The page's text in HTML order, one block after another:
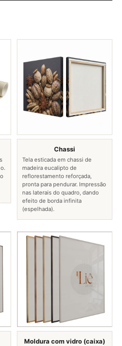
Chassi
Tela esticada em chassi de
madeira eucalipto de
reflorestamento reforçada,
pronta para pendurar. Impressão
nas laterais do quadro, dando
efeito de borda infinita
(espelhada).
Moldura com vidro (caixa)